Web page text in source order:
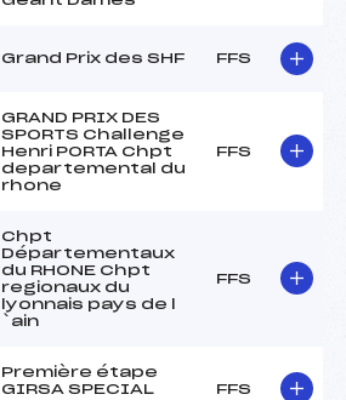
Grand Prix des SHF FFS
GRAND PRIX DES
SPORTS Challenge
Henri PORTA Chpt
departemental du
rhone
FFS
Chpt
Départementaux
du RHONE Chpt
regionaux du
lyonnais pays de l
`ain
FFS
Première étape
GIRSA SPECIAL
FFS